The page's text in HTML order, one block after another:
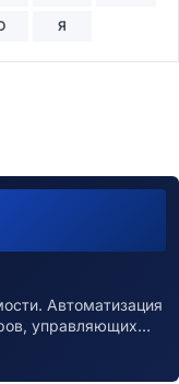
Я
Автоматизация
управляющих…